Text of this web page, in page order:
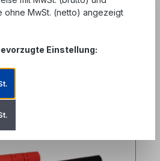
ohne MwSt. (netto) angezeigt
Einstellung: